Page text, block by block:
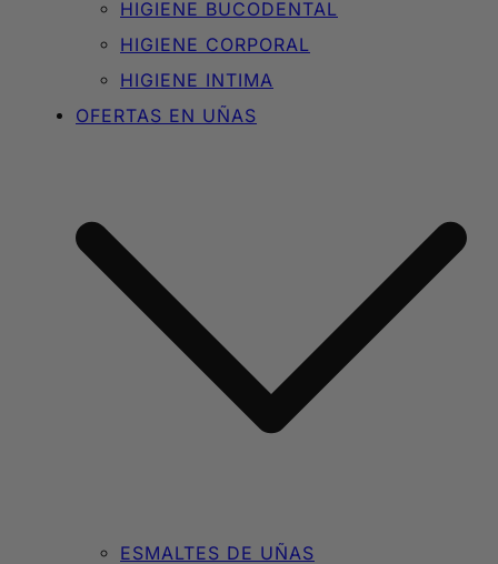
HIGIENE BUCODENTAL
HIGIENE CORPORAL
HIGIENE INTIMA
OFERTAS EN UÑAS
ESMALTES DE UÑAS